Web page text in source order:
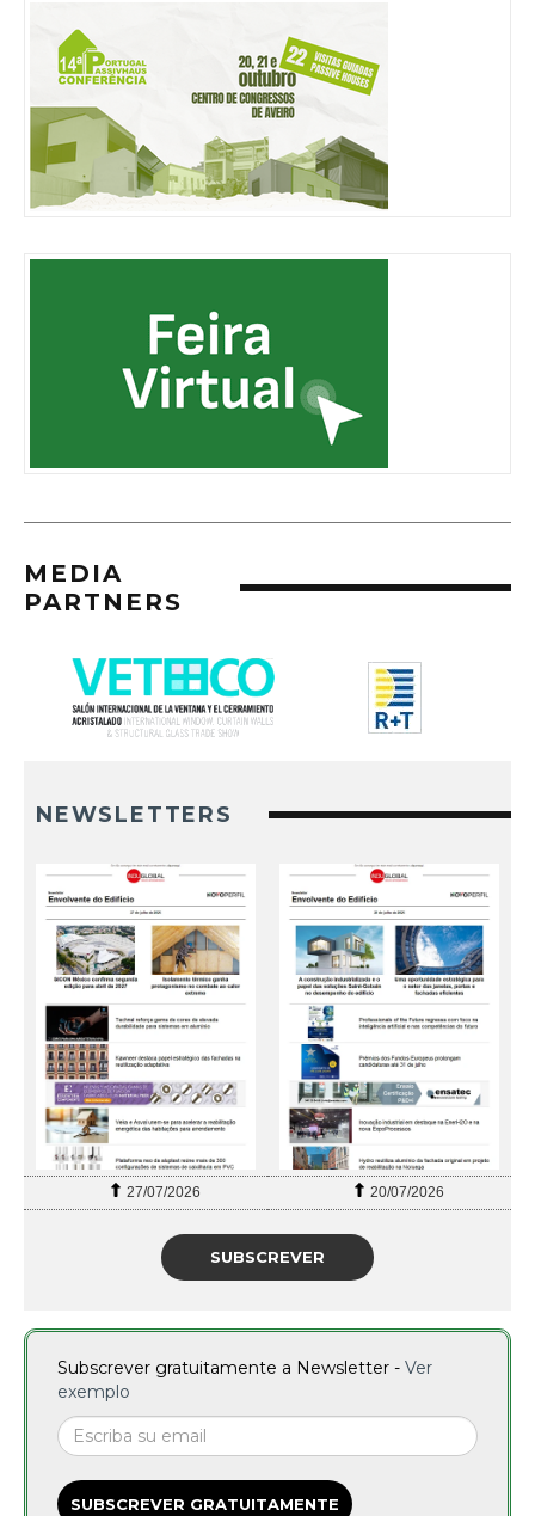
MEDIA
PARTNERS
NEWSLETTERS
27/07/2026 20/07/2026
SUBSCREVER
Subscrever gratuitamente a Newsletter - Ver
exemplo
SUBSCREVER GRATUITAMENTE